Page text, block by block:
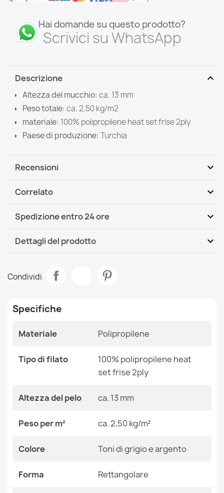
Hai domande su questo prodotto?
Scrivici su WhatsApp
Descrizione expand_more
Altezza del mucchio: ca. 13 mm
Peso totale: ca. 2,50 kg/m2
materiale: 100% polipropilene heat set frise 2ply
Paese di produzione: Turchia
Recensioni expand_more
Correlato expand_more
Tappeto ALTER Porto fiori blu
68,90 €
68,90 €
Tappeto ALTER Nano triangoli grigio
Spedizione entro 24 ore expand_more
DHL / GLS International
Dettagli del prodotto expand_more
Dimensioni
160x220 Cm
180x270 Cm
240x330 Cm
280x370 Cm
80x150 Cm
Colore Toni Di Grigio E Argento
Tessuto Polipropilene
Forma Rettangolare
Motivo Geometrico
Condividi
Specifiche
Materiale Polipropilene
Tipo di filato
100% polipropilene heat
set frise 2ply
Altezza del pelo ca. 13 mm
Peso per m² ca. 2,50 kg/m²
Colore Toni di grigio e argento
Forma Rettangolare